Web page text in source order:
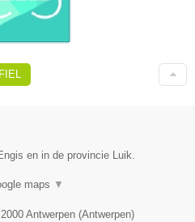
en in de provincie Luik.
maps ▼
2000 Antwerpen (Antwerpen)